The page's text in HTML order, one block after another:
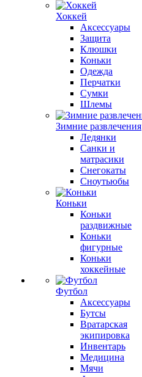
Хоккей
Аксессуары
Защита
Клюшки
Коньки
Одежда
Перчатки
Сумки
Шлемы
Зимние развлечения
Ледянки
Санки и
матрасики
Снегокаты
Сноутьюбы
Коньки
Коньки
раздвижные
Коньки
фигурные
Коньки
хоккейные
Футбол
Аксессуары
Бутсы
Вратарская
экипировка
Инвентарь
Медицина
Мячи